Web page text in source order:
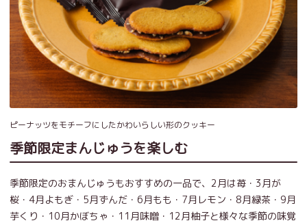
ピーナッツをモチーフにしたかわいらしい形のクッキー
季節限定まんじゅうを楽しむ
季節限定のおまんじゅうもおすすめの一品で、2月は苺・3月が
桜・4月よもぎ・5月ずんだ・6月もも・7月レモン・8月緑茶・9月
芋くり・10月かぼちゃ・11月味噌・12月柚子と様々な季節の味覚